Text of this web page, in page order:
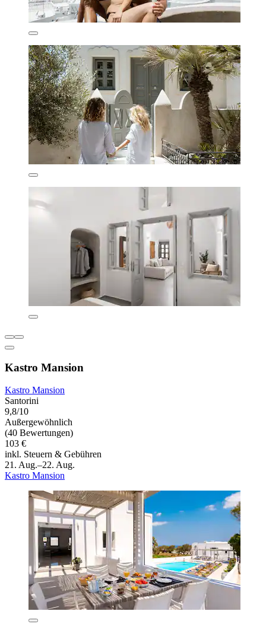
Kastro Mansion
Kastro Mansion
Santorini
9,8/10
Außergewöhnlich
(40 Bewertungen)
103 €
inkl. Steuern & Gebühren
21. Aug.–22. Aug.
Kastro Mansion